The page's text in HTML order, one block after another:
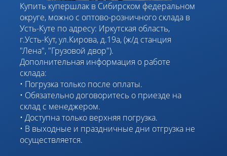
Купить купершлак в Сибирском федеральном
округе, можно с оптово-розничного склада в
Усть-Куте по адресу: Иркутская область,
г.Усть-Кут, ул.Кирова, д.19а, (ж/д станция
"Лена", "Грузовой двор").
Дополнительная информация о работе
склада:
Погрузка только после оплаты.
Обязательно договоритесь о приезде на
склад с менеджером.
Доступна только верхняя погрузка.
В выходные и праздничные дни отгрузка не
осуществляется.